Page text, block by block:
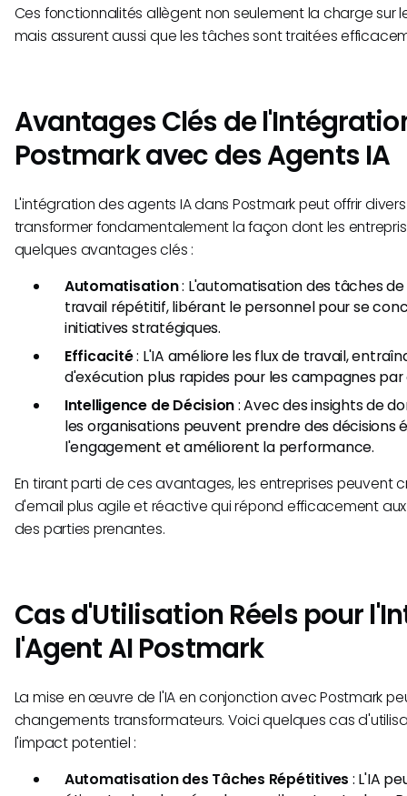
Ces fonctionnalités allègent non seulement la charge sur
mais assurent aussi que les tâches sont traitées
Avantages Clés de
Postmark avec des Agents IA
L'intégration des agents IA dans Postmark peut offrir
transformer fondamentalement la façon dont les
quelques avantages clés :
Automatisation: L'automatisation des tâches
travail répétitif, libérant le personnel pour se
initiatives stratégiques.
Efficacité: L'IA améliore les flux de travail,
d'exécution plus rapides pour les campagnes
Intelligence de Décision: Avec des insights de
les organisations peuvent prendre des décisions
l'engagement et améliorent la performance.
En tirant parti de ces avantages, les entreprises peuvent
d'email plus agile et réactive qui répond efficacement
des parties prenantes.
Cas d'Utilisation Réels pour
l'Agent AI Postmark
La mise en œuvre de l'IA en conjonction avec Postmark
changements transformateurs. Voici quelques cas
l'impact potentiel :
Automatisation des Tâches Répétitives : L'IA